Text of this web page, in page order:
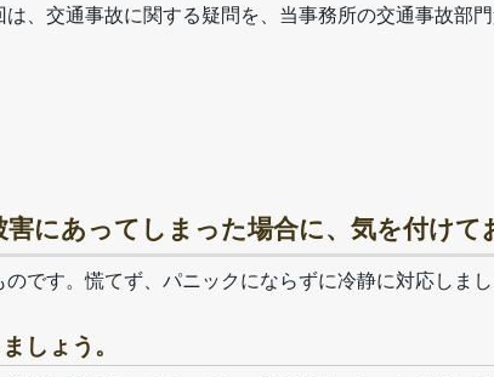
、交通事故に関する疑問を、当事務所の交通事故部
にあってしまった場合に、気を付け
です。慌てず、パニックにならずに冷静に対応しまし
しょう。